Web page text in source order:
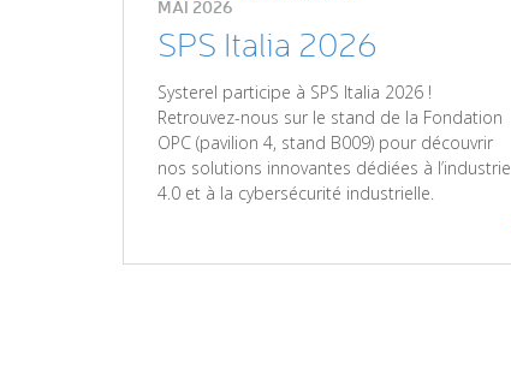
MAI 2026
SPS Italia 2026
Systerel participe à SPS Italia 2026 !
Retrouvez-nous sur le stand de la Fondation
OPC (pavilion 4, stand B009) pour découvrir
nos solutions innovantes dédiées à l’industrie
4.0 et à la cybersécurité industrielle.